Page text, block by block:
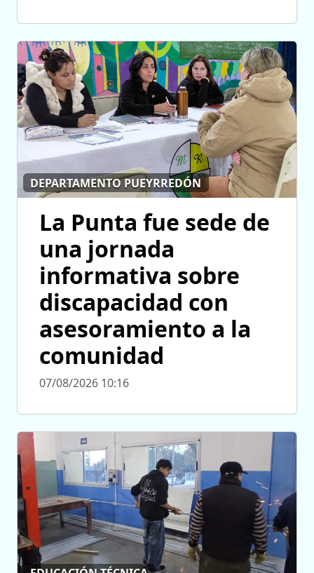
DEPARTAMENTO PUEYRREDÓN
La Punta fue sede de
una jornada
informativa sobre
discapacidad con
asesoramiento a la
comunidad
07/08/2026 10:16